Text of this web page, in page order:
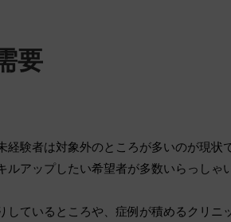
要
験者は対象外のところが多いのが現状で
アップしたい希望者が多数いらっし
ているところや、症例が積めるクリニ